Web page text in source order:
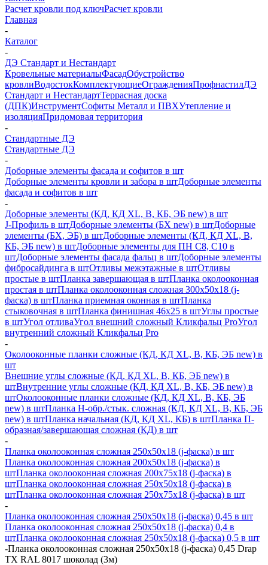
Расчет кровли под ключРасчет кровли
Главная
-
Каталог
-
ДЭ Стандарт и Нестандарт
Кровельные материалыФасадОбустройство
кровлиВодостокКомплектующиеОгражденияПрофнастилДЭ
Стандарт и НестандартТеррасная доска
(ДПК)ИнструментСофиты Металл и ПВХУтепление и
изоляцияПридомовая территория
-
Стандартные ДЭ
Стандартные ДЭ
-
Доборные элементы фасада и софитов в шт
Доборные элементы кровли и забора в штДоборные элементы
фасада и софитов в шт
-
Доборные элементы (КД, КД XL, В, КБ, ЭБ new) в шт
J-Профиль в штДоборные элементы (БХ new) в штДоборные
элементы (БХ, ЭБ) в штДоборные элементы (КД, КД XL, В,
КБ, ЭБ new) в штДоборные элементы для ПН С8, С10 в
штДоборные элементы фасада фальц в штДоборные элементы
фибросайдинга в штОтливы межэтажные в штОтливы
простые в штПланка завершающая в штПланка околооконная
простая в штПланка околооконная сложная 300х50х18 (j-
фаска) в штПланка приемная оконная в штПланка
стыковочная в штПланка финишная 46х25 в штУглы простые
в штУгол отливаУгол внешний сложный Кликфальц ProУгол
внутренний сложный Кликфальц Pro
-
Околооконные планки сложные (КД, КД XL, В, КБ, ЭБ new) в
шт
Внешние углы сложные (КД, КД XL, В, КБ, ЭБ new) в
штВнутренние углы сложные (КД, КД XL, В, КБ, ЭБ new) в
штОколооконные планки сложные (КД, КД XL, В, КБ, ЭБ
new) в штПланка H-обр./стык. сложная (КД, КД XL, В, КБ, ЭБ
new) в штПланка начальная (КД, КД XL, КБ) в штПланка П-
образная/завершающая сложная (КД) в шт
-
Планка околооконная сложная 250х50х18 (j-фаска) в шт
Планка околооконная сложная 200х50х18 (j-фаска) в
штПланка околооконная сложная 200х75х18 (j-фаска) в
штПланка околооконная сложная 250х50х18 (j-фаска) в
штПланка околооконная сложная 250х75х18 (j-фаска) в шт
-
Планка околооконная сложная 250х50х18 (j-фаска) 0,45 в шт
Планка околооконная сложная 250х50х18 (j-фаска) 0,4 в
штПланка околооконная сложная 250х50х18 (j-фаска) 0,5 в шт
-Планка околооконная сложная 250х50х18 (j-фаска) 0,45 Drap
TX RAL 8017 шоколад (3м)